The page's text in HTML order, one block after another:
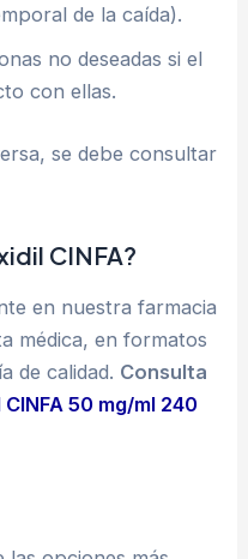
de la caída).
no deseadas si el
con ellas.
se debe consultar
CINFA?
en nuestra farmacia
médica, en formatos
de calidad. Consulta
50 mg/ml 240